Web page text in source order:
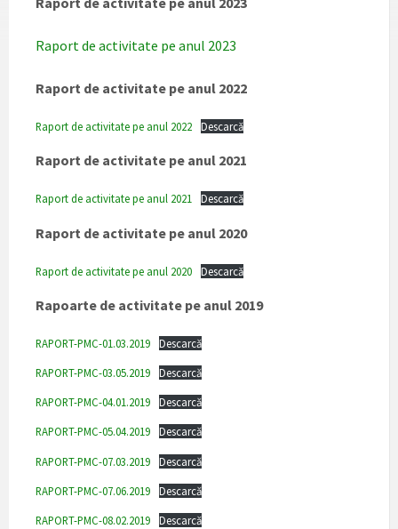
Raport de activitate pe anul 2023
Raport de activitate pe anul 2022
Raport de activitate pe anul 2022 Descarcă
Raport de activitate pe anul 2021
Raport de activitate pe anul 2021 Descarcă
Raport de activitate pe anul 2020
Raport de activitate pe anul 2020 Descarcă
Rapoarte de activitate pe anul 2019
RAPORT-PMC-01.03.2019 Descarcă
RAPORT-PMC-03.05.2019 Descarcă
RAPORT-PMC-04.01.2019 Descarcă
RAPORT-PMC-05.04.2019 Descarcă
RAPORT-PMC-07.03.2019 Descarcă
RAPORT-PMC-07.06.2019 Descarcă
RAPORT-PMC-08.02.2019 Descarcă